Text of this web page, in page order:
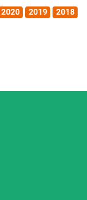
2020 2019
2018